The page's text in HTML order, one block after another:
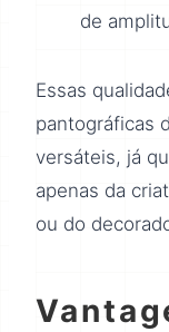
de
Essas
pantográficas
versáteis, já
apenas da
ou do